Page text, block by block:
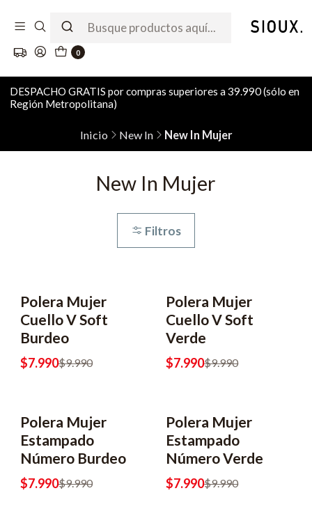
0
DESPACHO GRATIS por compras superiores a 39.990 (sólo en
Región Metropolitana)
Inicio New In New In Mujer
New In Mujer
Filtros
Polera Mujer
Cuello V Soft
Burdeo
$7.990$9.990
Polera Mujer
Cuello V Soft
Verde
$7.990$9.990
Polera Mujer
Estampado
Número Burdeo
$7.990$9.990
Polera Mujer
Estampado
Número Verde
$7.990$9.990